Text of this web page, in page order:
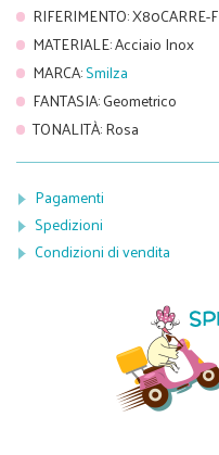
RIFERIMENTO:X80CARRE-F
MATERIALE:Acciaio Inox
MARCA:Smilza
FANTASIA:Geometrico
TONALITÀ:Rosa
Pagamenti
Spedizioni
Condizioni di vendita